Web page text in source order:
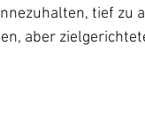
tief zu
aber